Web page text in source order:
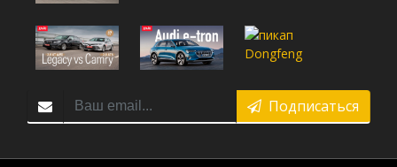
Подписаться